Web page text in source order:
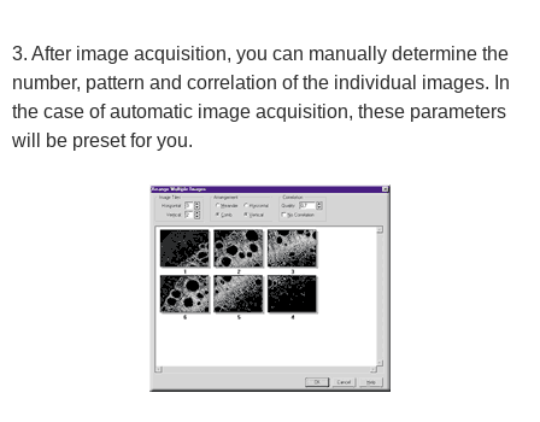
3. After image acquisition, you can manually determine the
number, pattern and correlation of the individual images. In
the case of automatic image acquisition, these parameters
will be preset for you.